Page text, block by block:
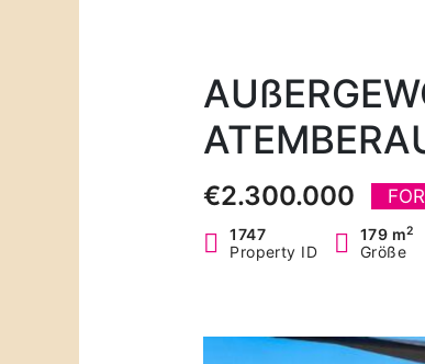
€2.300.000
1747
Property ID
179 m2
Größe